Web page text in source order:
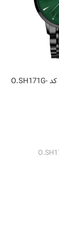
ساعت اورینتال مردانه کد O.SH171G-